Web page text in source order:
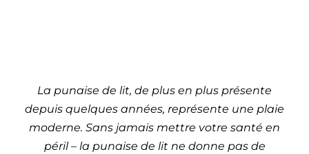
La punaise de lit, de plus en plus présente
depuis quelques années, représente une plaie
moderne. Sans jamais mettre votre santé en
péril – la punaise de lit ne donne pas de